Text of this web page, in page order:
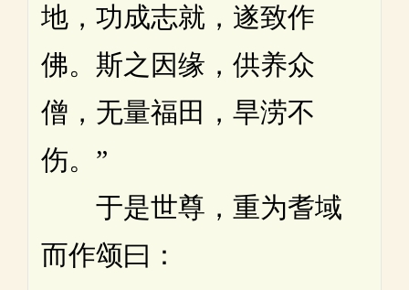
地，功成志就，遂致作
佛。斯之因缘，供养众
僧，无量福田，旱涝不
伤。”
于是世尊，重为耆域
而作颂曰：